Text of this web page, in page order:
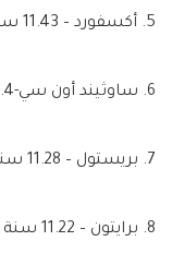
5. أكسفورد – 11.43 سنة
6. ساوثيند أون سي-11.4 سنة
7. بريستول – 11.28 سنة
8. برايتون – 11.22 سنة